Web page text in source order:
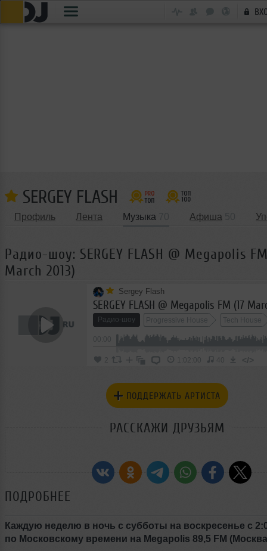
SERGEY FLASH
Профиль Лента Музыка Афиша
Радио-шоу: SERGEY FLASH @ Megapolis
March 2013)
Sergey Flash
SERGEY FLASH @ Megapolis FM (17
Радио-шоу Progressive House Tech House
2 1:02:00 </>
ПОДДЕРЖАТЬ АРТИСТА
РАССКАЖИ ДРУЗЬЯМ
ПОДРОБНЕЕ
Каждую неделю в ночь с субботы на воскресенье с
по Московскому времени на Megapolis 89,5 FM